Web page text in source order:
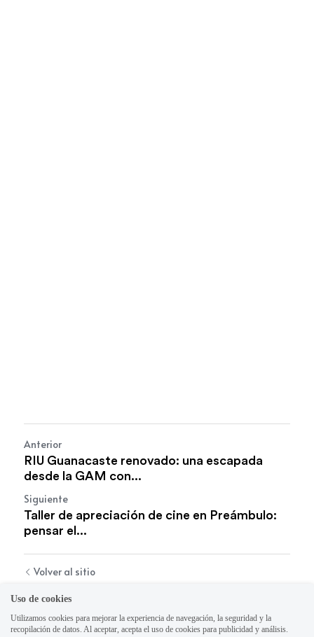
Anterior
RIU Guanacaste renovado: una escapada
desde la GAM con...
Siguiente
Taller de apreciación de cine en Preámbulo:
pensar el...
Volver al sitio
Uso de cookies
Utilizamos cookies para mejorar la experiencia de navegación, la seguridad y la
recopilación de datos. Al aceptar, acepta el uso de cookies para publicidad y análisis.